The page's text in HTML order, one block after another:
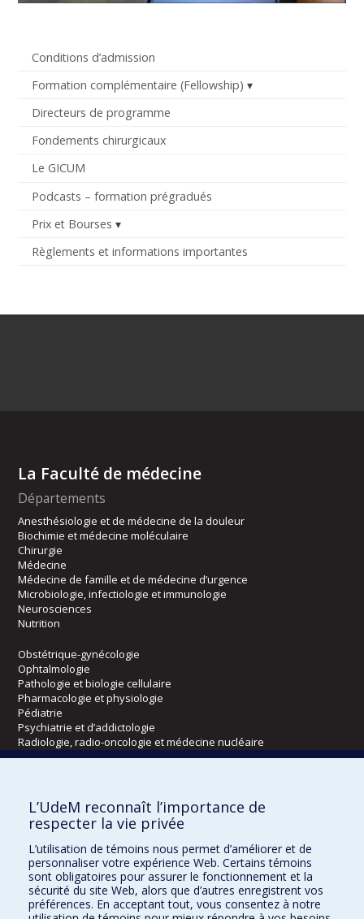
Conditions d’admission
Formation complémentaire (Fellowship)
Directeurs de programme
Fondements chirurgicaux
Le GICUM
Podcasts – formation prégradués
Prix et Bourses
Règlements et informations importantes
La Faculté de médecine
Départements
Anesthésiologie et de médecine de la douleur
Biochimie et médecine moléculaire
Chirurgie
Médecine
Médecine de famille et de médecine d’urgence
Microbiologie, infectiologie et immunologie
Neurosciences
Nutrition
Obstétrique-gynécologie
Ophtalmologie
Pathologie et biologie cellulaire
Pharmacologie et physiologie
Pédiatrie
Psychiatrie et d’addictologie
Radiologie, radio-oncologie et médecine nucléaire
Kinésiologie et des sciences de l’activité physique
Orthophonie et audiologie
Réadaptation
Directions
DPC
L’UdeM reconnaît l’importance de
respecter la vie privée
L’utilisation de témoins nous permet d’améliorer et de
personnaliser votre expérience Web. Certains témoins
sont obligatoires pour assurer le fonctionnement et la
sécurité du site Web, alors que d’autres enregistrent vos
préférences. En acceptant tout, vous consentez à notre